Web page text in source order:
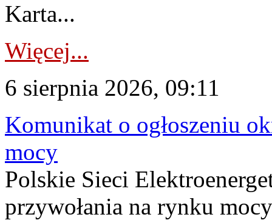
Karta...
Więcej...
6 sierpnia 2026, 09:11
Komunikat o ogłoszeniu
mocy
Polskie Sieci
przywołania na rynku